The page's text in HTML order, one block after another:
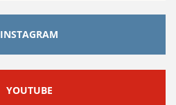
INSTAGRAM
YOUTUBEYOUTUBE